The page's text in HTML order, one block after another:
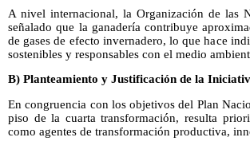
A nivel internacional, la Organización de las
señalado que la ganadería contribuye
de gases de efecto invernadero, lo que hace
sostenibles y responsables con el medio
B) Planteamiento y Justificación de la
En congruencia con los objetivos del Plan
piso de la cuarta transformación, resulta
como agentes de transformación productiva,